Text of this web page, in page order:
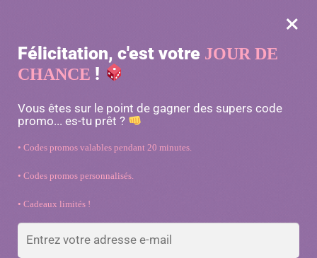
0
-10% avec le code « MATOU10 »
×
Félicitation, c'est votre JOUR DE
CHANCE !
Vous êtes sur le point de gagner des supers code
promo... es-tu prêt ?
• Codes promos valables pendant 20 minutes.
• Codes promos personnalisés.
• Cadeaux limités !